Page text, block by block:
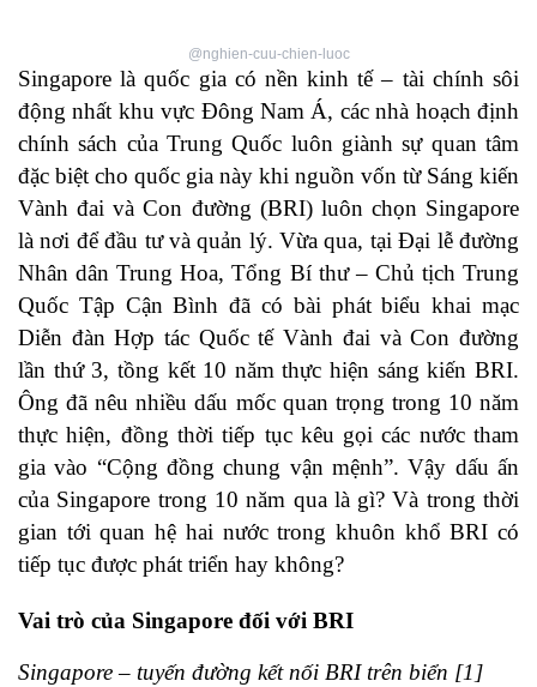
@nghien-cuu-chien-luoc
Singapore là quốc gia có nền kinh tế – tài chính sôi
động nhất khu vực Đông Nam Á, các nhà hoạch định
chính sách của Trung Quốc luôn giành sự quan tâm
đặc biệt cho quốc gia này khi nguồn vốn từ Sáng kiến
Vành đai và Con đường (BRI) luôn chọn Singapore
là nơi để đầu tư và quản lý. Vừa qua, tại Đại lễ đường
Nhân dân Trung Hoa, Tổng Bí thư – Chủ tịch Trung
Quốc Tập Cận Bình đã có bài phát biểu khai mạc
Diễn đàn Hợp tác Quốc tế Vành đai và Con đường
lần thứ 3, tồng kết 10 năm thực hiện sáng kiến BRI.
Ông đã nêu nhiều dấu mốc quan trọng trong 10 năm
thực hiện, đồng thời tiếp tục kêu gọi các nước tham
gia vào “Cộng đồng chung vận mệnh”. Vậy dấu ấn
của Singapore trong 10 năm qua là gì? Và trong thời
gian tới quan hệ hai nước trong khuôn khổ BRI có
tiếp tục được phát triển hay không?
Vai trò của Singapore đối với BRI
Singapore – tuyến đường kết nối BRI trên biển [1]